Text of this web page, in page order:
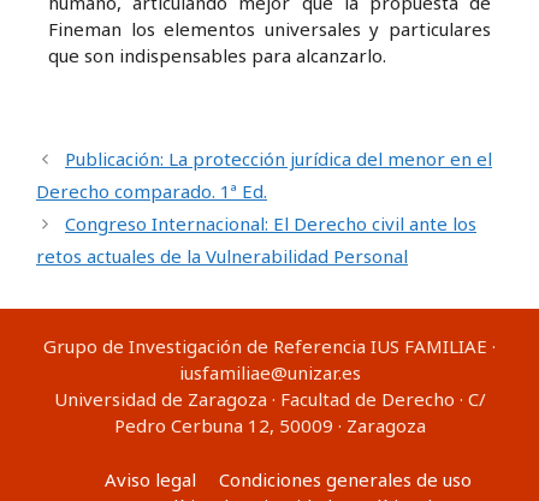
Fineman los elementos universales y particulares
que son indispensables para alcanzarlo.
Publicación: La protección jurídica del menor en el
Derecho comparado. 1ª Ed.
Congreso Internacional: El Derecho civil ante los
retos actuales de la Vulnerabilidad Personal
Grupo de Investigación de Referencia IUS FAMILIAE ·
iusfamiliae@unizar.es
Universidad de Zaragoza · Facultad de Derecho · C/
Pedro Cerbuna 12, 50009 · Zaragoza
Aviso legal
Condiciones generales de uso